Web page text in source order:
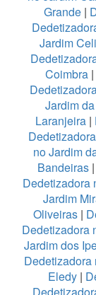
Grande|
Jardim
Coimbra |
Jardim
Laranjeira|
no Jardim
Bandeiras |
Dedetizadora
Jardim
Oliveiras |
Dedetizadora
Jardim dos
Dedetizadora
Eledy |